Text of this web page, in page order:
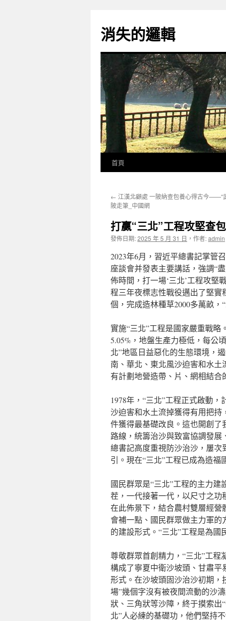
主
要
消失的邏輯
首頁
← 江漢北顧處 一陂納查包養心得古今——“
陂走筆_中國網
打贏“三北”工程攻堅查
發佈日期:2025 年 5 月 31 日 ， 作者:admin
2023年6月，習近平總書記掌管
座談會并發表主要講話，強調“
佈時間，打一場‘三北’工程攻堅
程三年夜標志性戰役邁出了堅實
個，完成造林種草2000多萬畝，
實施“三北”工程是國家嚴重戰略
5.05%，地盤生產力極低，每公
北”地區日益惡化的生態環境，
南、華北、東北風沙迫害和水
有計劃地營造帶、片、網相結合
1978年，“三北”工程正式啟動，
沙迫害和水土流掉獲得有用把
件獲得最基礎改良。這也開創
路線，統籌治沙與致富協調發
總書記高度重視防沙治沙，屢次
引。現在“三北”工程已成為造福
國民群眾是“三北”工程的主力
茬，一代接著一代，以尺寸之功
在此佈景下，結合農村雙層經
會補一點、國民群眾做主力軍
的建設形式。“三北”工程是為國
尊敬群眾首創精力，“三北”工程
構成了寧夏中衛沙坡頭、甘肅
形式。在沙坡頭固沙治沙初期
場”幾個字沒有被夜間流動的沙
狀、三角狀等沙障，終于摸索出
北”人必練的基礎功，他們堅持